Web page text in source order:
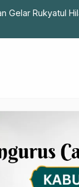
Gelar Rukyatul